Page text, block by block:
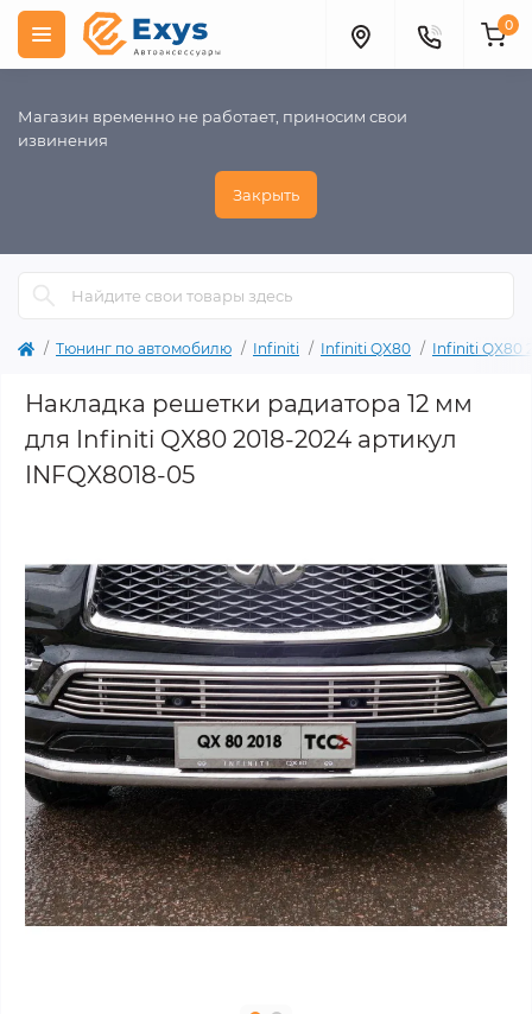
Магазин временно не работает, приносим свои
извинения
Закрыть
0
Тюнинг по автомобилю Infiniti Infiniti QX80 Infiniti QX80
Накладка решетки радиатора 12 мм
для Infiniti QX80 2018-2024 артикул
INFQX8018-05